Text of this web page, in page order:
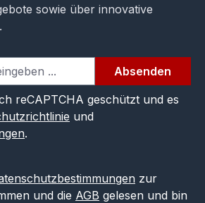
sowie über innovative
Absenden
reCAPTCHA geschützt und es
und
.
zur
und die AGB gelesen und bin